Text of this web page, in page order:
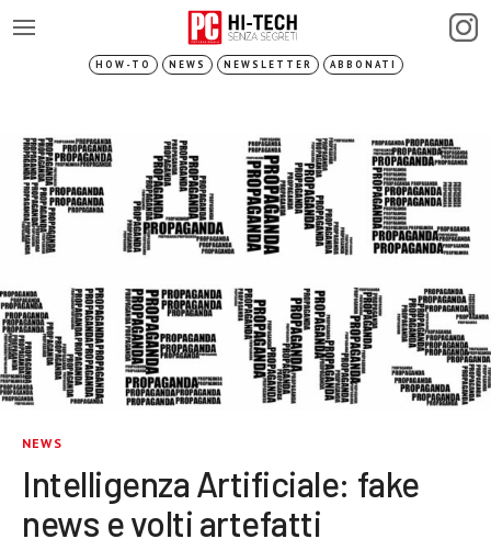
HOW-TO NEWS NEWSLETTER ABBONATI
NEWS
Intelligenza Artificiale: fake
news e volti artefatti